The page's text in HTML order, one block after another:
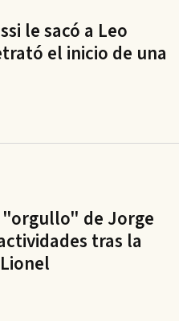
le sacó a Leo
el inicio de una
"orgullo" de Jorge
tras la